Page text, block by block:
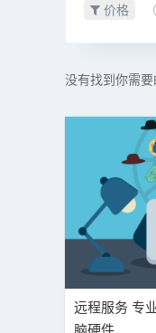
价格
没有找到你需要
远程服务 专
脑硬件